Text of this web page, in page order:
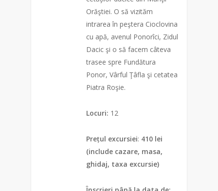
Orăştiei. O să vizităm
intrarea în peştera Cioclovina
cu apă, avenul Ponorîci, Zidul
Dacic şi o să facem câteva
trasee spre Fundătura
Ponor, Vârful Ţâfla şi cetatea
Piatra Roşie.
Locuri: 12
Prețul excursiei: 410 lei
(include cazare, masa,
ghidaj, taxa excursie)